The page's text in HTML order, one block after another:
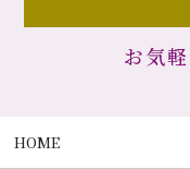
お気
HOME